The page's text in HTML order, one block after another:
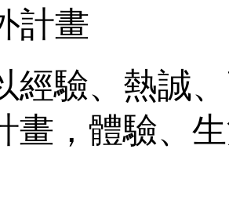
計畫
經驗、熱誠
畫，體驗、